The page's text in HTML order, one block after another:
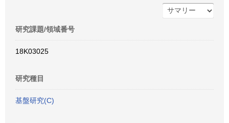
研究課題/領域番号
18K03025
研究種目
基盤研究(C)